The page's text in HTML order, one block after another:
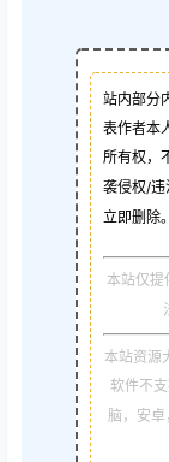
站内部分
表作者本
所有权，
袭侵权/违
立即删除
本站仅提
本站资源
软件不
脑，安卓